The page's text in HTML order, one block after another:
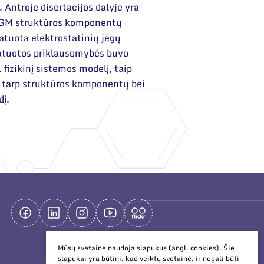
disertacijos dalyje yra
struktūros komponentų
elektrostatinių jėgų
priklausomybės buvo
sistemos modelį, taip
struktūros komponentų bei
Mūsų svetainė naudoja slapukus (angl. cookies). Šie
slapukai yra būtini, kad veiktų svetainė, ir negali būti